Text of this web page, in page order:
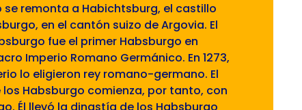
se remonta a Habichtsburg, el castillo
en el cantón suizo de Argovia. El
fue el primer Habsburgo en
Imperio Romano Germánico. En 1273,
lo eligieron rey romano-germano. El
Habsburgo comienza, por tanto, con